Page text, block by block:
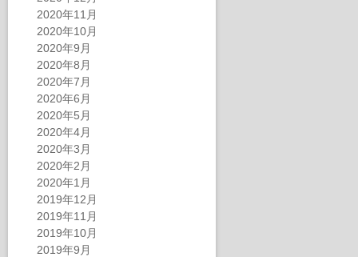
2020年11月
2020年10月
2020年9月
2020年8月
2020年7月
2020年6月
2020年5月
2020年4月
2020年3月
2020年2月
2020年1月
2019年12月
2019年11月
2019年10月
2019年9月